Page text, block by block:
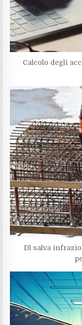
Calcolo degli
Dl salva